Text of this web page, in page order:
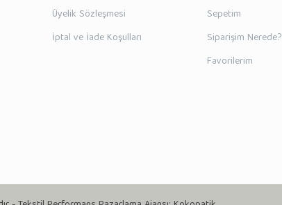
Üyelik Sözleşmesi
İptal ve İade Koşulları
Sepetim
Siparişim Nerede?
Favorilerim